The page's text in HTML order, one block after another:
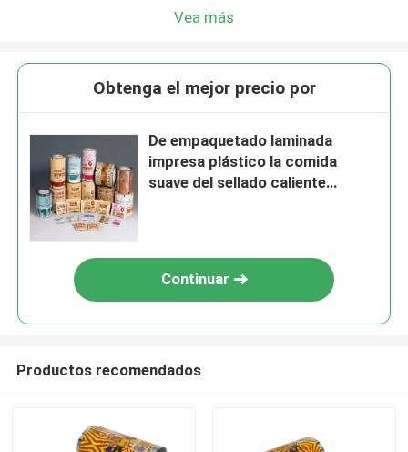
Vea más
Obtenga el mejor precio por
De empaquetado laminada
impresa plástico la comida
suave del sellado caliente
Continuar
Productos recomendados